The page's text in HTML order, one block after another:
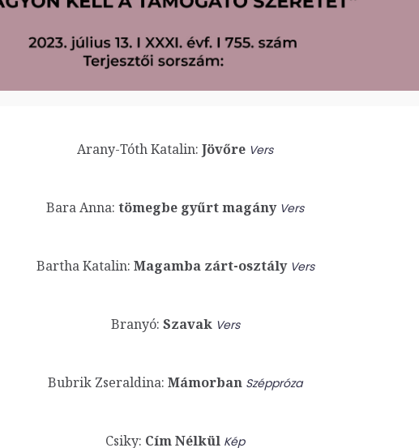
Arany-Tóth Katalin: Jövőre Vers
Bara Anna: tömegbe gyűrt magány Vers
Bartha Katalin: Magamba zárt-osztály Vers
Branyó: Szavak Vers
Bubrik Zseraldina: Mámorban Széppróza
Csiky: Cím Nélkül Kép